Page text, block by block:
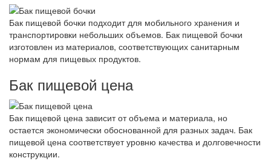
Бак пищевой бочки подходит для мобильного хранения и
транспортировки небольших объемов. Бак пищевой бочки
изготовлен из материалов, соответствующих санитарным
нормам для пищевых продуктов.
Бак пищевой цена
Бак пищевой цена зависит от объема и материала, но
остается экономически обоснованной для разных задач. Бак
пищевой цена соответствует уровню качества и долговечности
конструкции.